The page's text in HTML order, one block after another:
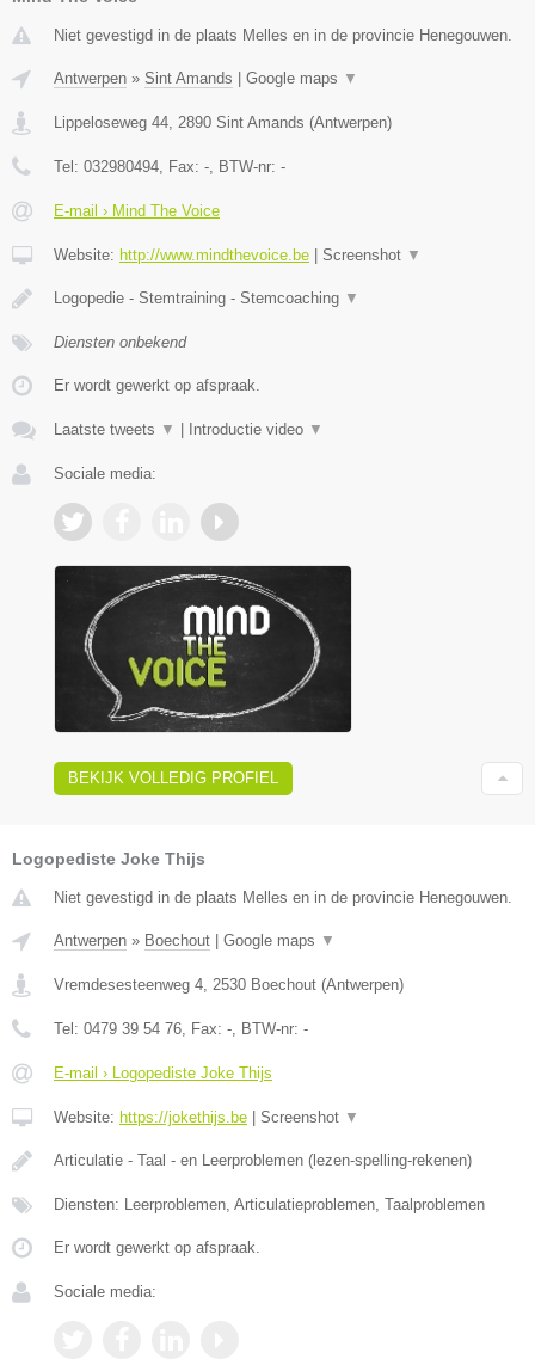
Niet gevestigd in de plaats Melles en in de provincie Henegouwen.
Antwerpen » Sint Amands | Google maps ▼
Lippeloseweg 44 2890 Sint Amands (Antwerpen)
Tel: 032980494 , Fax: - , BTW-nr: -
E-mail › Mind The Voice
Website: http://www.mindthevoice.be | Screenshot ▼
Logopedie - Stemtraining - Stemcoaching ▼
Diensten onbekend
Er wordt gewerkt op afspraak.
Laatste tweets ▼ | Introductie video ▼
Sociale media:
BEKIJK VOLLEDIG PROFIEL
Logopediste Joke Thijs
Niet gevestigd in de plaats Melles en in de provincie Henegouwen.
Antwerpen » Boechout | Google maps ▼
Vremdesesteenweg 4 2530 Boechout (Antwerpen)
Tel: 0479 39 54 76 , Fax: - , BTW-nr: -
E-mail › Logopediste Joke Thijs
Website: https://jokethijs.be | Screenshot ▼
Articulatie - Taal - en Leerproblemen (lezen-spelling-rekenen)
Diensten: Leerproblemen, Articulatieproblemen, Taalproblemen
Er wordt gewerkt op afspraak.
Sociale media: